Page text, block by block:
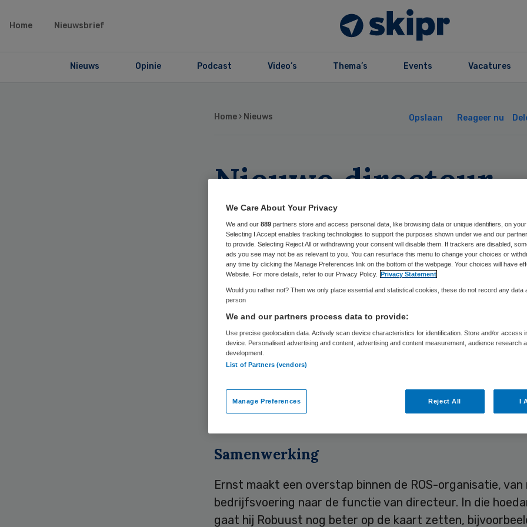
Home Nieuwsbrief
Nieuws Opinie Podcast Video’s Thema’s Events Vacatures
Home › Nieuws Opslaan Reageer nu
Nieuwe directeur-
bestuurder ROS
Robuust
Patrick Ernst is de nieuwe directeur-bestuurder van
volgt Bernadette van Ling op, die de afgelopen twee jaar
heeft geleid.
Dit meldt Robuust deze week op haar website.
Samenwerking
Ernst maakt een overstap binnen de ROS-organisatie, van
bedrijfsvoering naar de functie van directeur. In die
gaat hij Robuust nog beter op de kaart zetten,
We Care About Your Privacy
We and our 889 partners store and access personal data, like browsing data or unique identifiers, on your
Selecting I Accept enables tracking technologies to support the purposes shown under we and our
to provide. Selecting Reject All or withdrawing your consent will disable them. If trackers are disabled,
ads you see may not be as relevant to you. You can resurface this menu to change your choices or
any time by clicking the Manage Preferences link on the bottom of the webpage. Your choices will have
Website. For more details, refer to our Privacy Policy. Privacy Statement
Would you rather not? Then we only place essential and statistical cookies, these do not record any data
person
We and our partners process data to provide:
Use precise geolocation data. Actively scan device characteristics for identification. Store and/or access
device. Personalised advertising and content, advertising and content measurement, audience research
development.
List of Partners (vendors)
Manage Preferences Reject All I